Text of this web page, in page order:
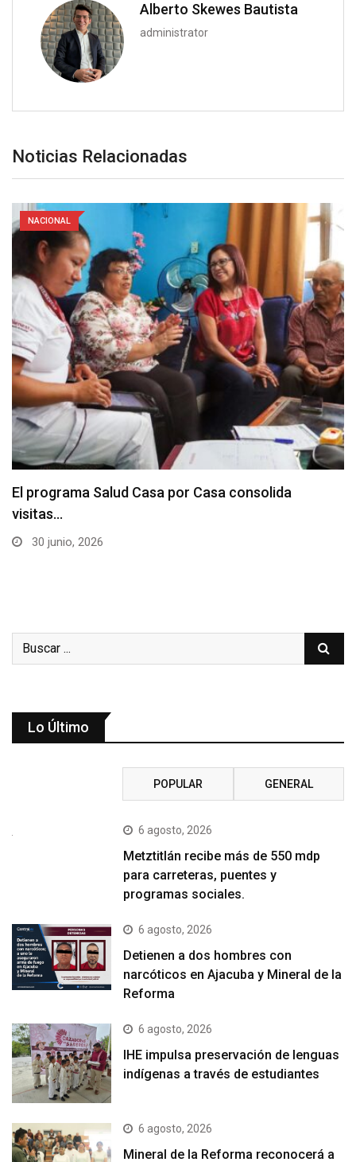
Alberto Skewes Bautista
administrator
Noticias Relacionadas
NACIONAL
El programa Salud Casa por Casa consolida
visitas…
30 junio, 2026
Lo Último
POPULAR GENERAL
6 agosto, 2026
Metztitlán recibe más de 550 mdp
para carreteras, puentes y
programas sociales.
6 agosto, 2026
Detienen a dos hombres con
narcóticos en Ajacuba y Mineral de la
Reforma
6 agosto, 2026
IHE impulsa preservación de lenguas
indígenas a través de estudiantes
6 agosto, 2026
Mineral de la Reforma reconocerá a